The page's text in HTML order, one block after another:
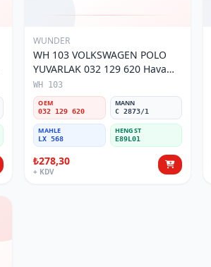
WUNDER
WH 103 VOLKSWAGEN POLO
YUVARLAK 032 129 620 Hava
Filtresi
WH 103
OEM
032 129 620
MANN
C 2873/1
MAHLE
LX 568
HENGST
E89L01
₺278,30
+ KDV